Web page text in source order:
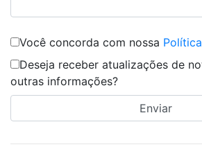
Você concorda com nossa
Deseja receber atualizações de
outras informações?